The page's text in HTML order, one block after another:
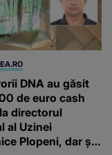
DNA au găsit
de euro cash
directorul
al Uzinei
Plopeni, dar și